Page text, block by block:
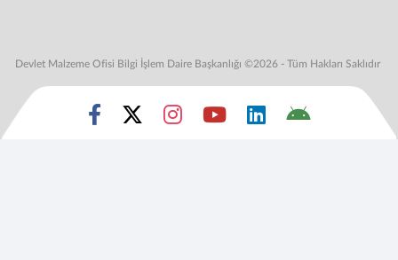
Devlet Malzeme Ofisi Bilgi İşlem Daire Başkanlığı ©2026 - Tüm Hakları Saklıdır